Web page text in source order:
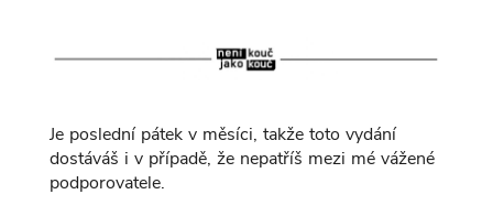
Je poslední pátek v měsíci, takže toto vydání
dostáváš i v případě, že nepatříš mezi mé vážené
podporovatele.